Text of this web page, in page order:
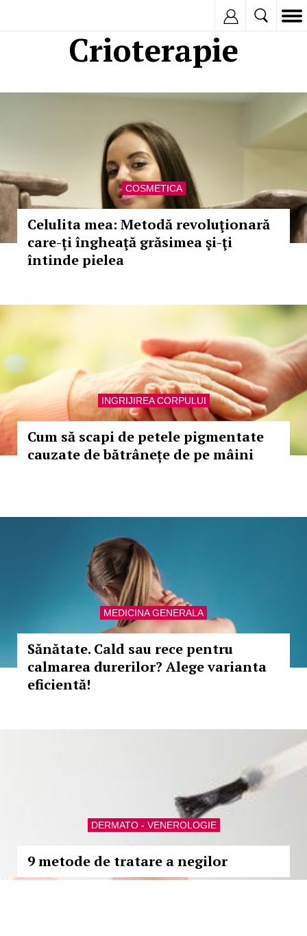
Crioterapie
COSMETICA
Celulita mea: Metodă revoluţionară
care-ţi îngheaţă grăsimea şi-ţi
întinde pielea
INGRIJIREA CORPULUI
Cum să scapi de petele pigmentate
cauzate de bătrânețe de pe mâini
MEDICINA GENERALA
Sănătate. Cald sau rece pentru
calmarea durerilor? Alege varianta
eficientă!
DERMATO - VENEROLOGIE
9 metode de tratare a negilor